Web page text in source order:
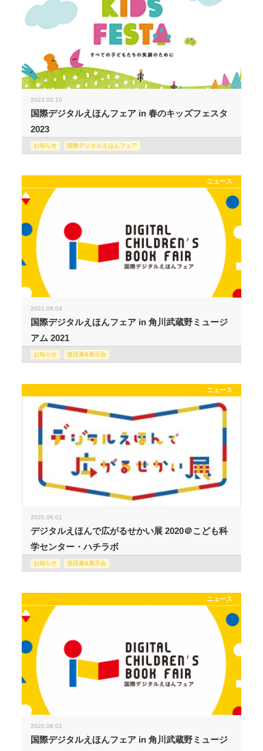
2023.03.10
国際デジタルえほんフェア in 春のキッズフェスタ
2023
お知らせ 国際デジタルえほんフェア
ニュース
2021.08.04
国際デジタルえほんフェア in 角川武蔵野ミュージ
アム 2021
お知らせ 巡回展&展示会
ニュース
2020.06.01
デジタルえほんで広がるせかい展 2020＠こども科
学センター・ハチラボ
お知らせ 巡回展&展示会
ニュース
2020.08.01
国際デジタルえほんフェア in 角川武蔵野ミュージ